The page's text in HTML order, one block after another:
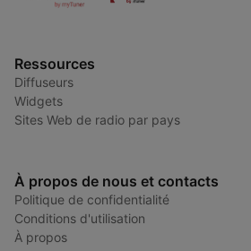
Ressources
Diffuseurs
Widgets
Sites Web de radio par pays
À propos de nous et contacts
Politique de confidentialité
Conditions d'utilisation
À propos